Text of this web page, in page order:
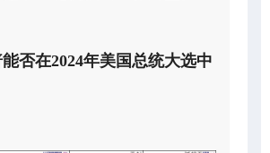
否在2024年美国总统大选中